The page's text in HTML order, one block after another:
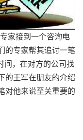
家接到一个咨询电
的专家帮其追讨一笔
间，在对方的公司找
的王军在朋友的介绍
对他来说至关重要的